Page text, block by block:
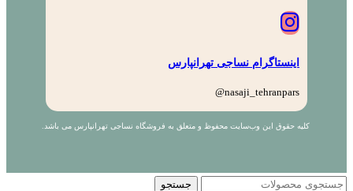
اینستاگرام نساجی تهرانپارس
nasaji_tehranpars@
کلیه حقوق این وب‌سایت محفوظ و متعلق به فروشگاه نساجی تهرانپارس می باشد.
جستجو